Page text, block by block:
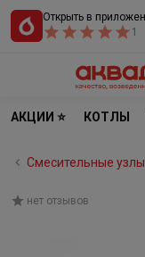
Открыть в
1
АКЦИИ ⭐ КОТЛЫ
Смесительные узлы
нет отзывов